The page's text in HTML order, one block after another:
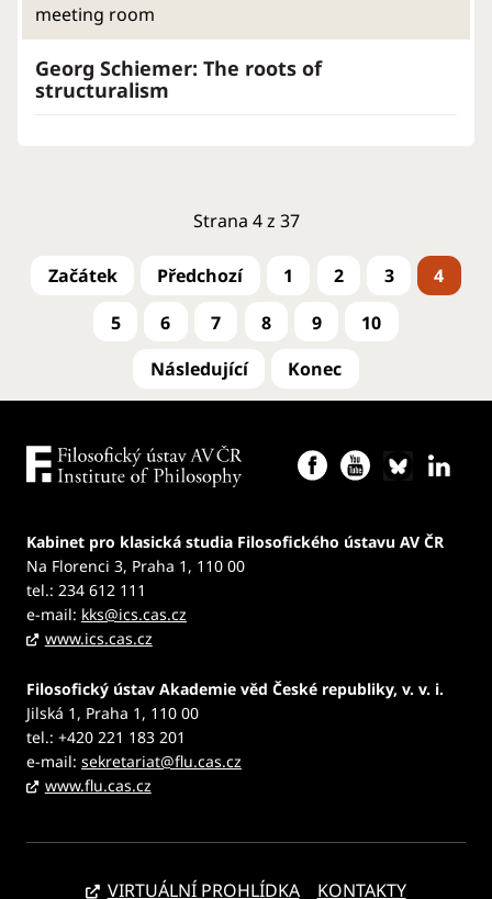
meeting room
Georg Schiemer: The roots of
structuralism
Strana 4 z 37
1 2 3
4
5
6 7 8 9 10
Kabinet pro klasická studia Filosofického ústavu AV ČR
Na Florenci 3, Praha 1, 110 00
tel.: 234 612 111
e-mail: kks@ics.cas.cz
www.ics.cas.cz
Filosofický ústav Akademie věd České republiky, v. v. i.
Jilská 1, Praha 1, 110 00
tel.: +420 221 183 201
e-mail: sekretariat@flu.cas.cz
www.flu.cas.cz
VIRTUÁLNÍ PROHLÍDKA KONTAKTY